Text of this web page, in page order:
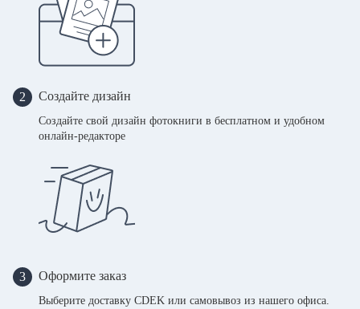
2 Создайте дизайн
Создайте свой дизайн фотокниги в бесплатном и удобном
онлайн-редакторе
3 Оформите заказ
Выберите доставку CDEK или самовывоз из нашего офиса.